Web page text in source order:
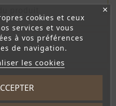
déguster nos liqueurs
cookies et ceux
services et vous
à vos préférences
de navigation.
les cookies